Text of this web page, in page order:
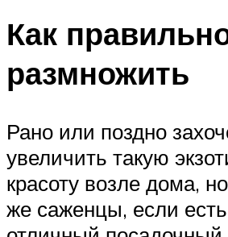
Как
размножить
Рано или поздно
увеличить такую
красоту возле дома,
же саженцы, если